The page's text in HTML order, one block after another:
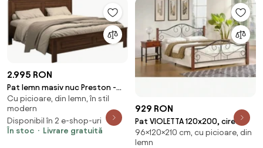
2.995 RON
Pat lemn masiv nuc Preston -
180x200
Cu picioare, din lemn, în stil
modern
Disponibil în 2 e-shop-uri
În stoc
Livrare gratuită
929 RON
Pat VIOLETTA 120x200, cires
antic/negru, lemn, cu somiera
96×120×210 cm, cu picioare, din
lemn